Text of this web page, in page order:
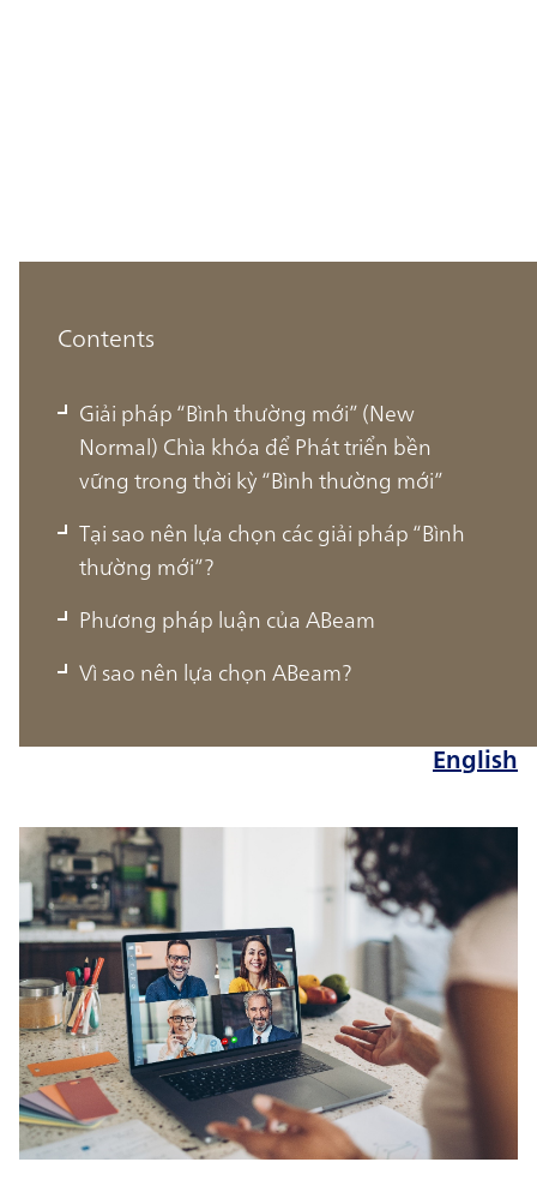
Contents
Giải pháp “Bình thường mới” (New
Normal) Chìa khóa để Phát triển bền
vững trong thời kỳ “Bình thường mới”
Tại sao nên lựa chọn các giải pháp “Bình
thường mới”?
Phương pháp luận của ABeam
Vì sao nên lựa chọn ABeam?
Giải pháp “Bình thường mới” (New
Normal) Chìa khóa để Phát triển bền
vững trong thời kỳ “Bình thường mới”
English